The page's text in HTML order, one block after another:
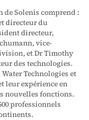
de Solenis comprend :
directeur du
directeur,
vice-
et Dr Timothy
des technologies.
Technologies et
leur expérience en
nouvelles fonctions.
professionnels